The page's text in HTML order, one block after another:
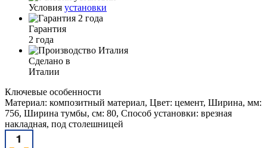
Условия установки
Гарантия
2 года
Сделано в
Италии
Ключевые особенности
Материал: композитный материал, Цвет: цемент, Ширина, мм:
756, Ширина тумбы, см: 80, Способ установки: врезная
накладная, под столешницей